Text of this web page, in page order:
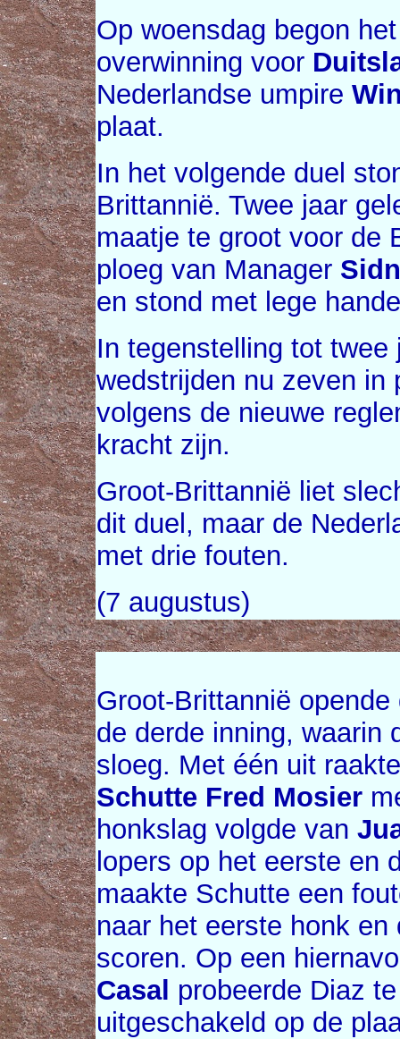
Op woensdag begon
overwinning voor
Nederlandse umpire
plaat.
In het volgende duel
Brittannië. Twee jaar
maatje te groot voor de
ploeg van Manager
en stond met lege
In tegenstelling tot twee
wedstrijden nu zeven in
volgens de nieuwe
kracht zijn.
Groot-Brittannië liet
dit duel, maar de
met drie fouten.
(7 augustus)
Groot-Brittannië
de derde inning, waarin
sloeg. Met één uit
Schutte Fred Mosier
honkslag volgde van
lopers op het eerste en
maakte Schutte een
naar het eerste honk
scoren. Op een
Casal probeerde Diaz
uitgeschakeld op de